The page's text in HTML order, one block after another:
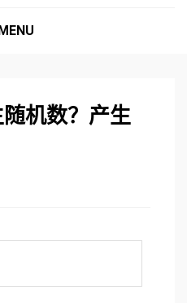
机数？产生